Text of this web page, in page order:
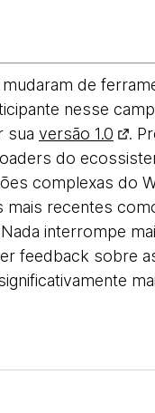
de
nesse
sua versão 1.0
.
do
complexas do
mais recentes
interrompe
feedback sobre